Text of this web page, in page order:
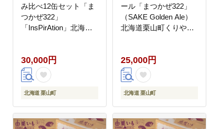
み比べ12缶セット「ま
つかぜ322」
「InsPirAtion」北海道
30,000円
北海道 栗山町
ール「まつかぜ322」
（SAKE Golden Ale）
北海道栗山町くりやま
25,000円
北海道 栗山町